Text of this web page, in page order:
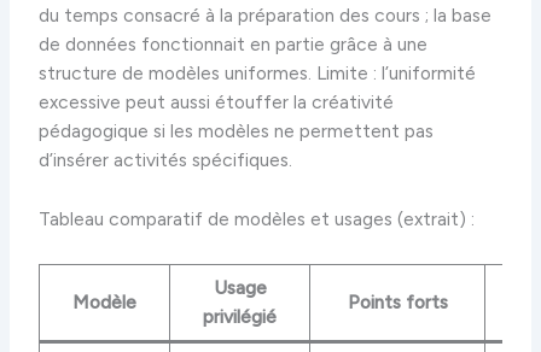
du temps consacré à la préparation des cours ; la base
de données fonctionnait en partie grâce à une
structure de modèles uniformes. Limite : l’uniformité
excessive peut aussi étouffer la créativité
pédagogique si les modèles ne permettent pas
d’insérer activités spécifiques.
Tableau comparatif de modèles et usages (extrait) :
Modèle
Usage
privilégié
Points forts